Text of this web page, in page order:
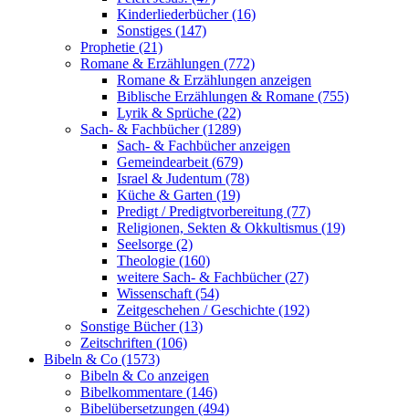
Kinderliederbücher (16)
Sonstiges (147)
Prophetie (21)
Romane & Erzählungen (772)
Romane & Erzählungen anzeigen
Biblische Erzählungen & Romane (755)
Lyrik & Sprüche (22)
Sach- & Fachbücher (1289)
Sach- & Fachbücher anzeigen
Gemeindearbeit (679)
Israel & Judentum (78)
Küche & Garten (19)
Predigt / Predigtvorbereitung (77)
Religionen, Sekten & Okkultismus (19)
Seelsorge (2)
Theologie (160)
weitere Sach- & Fachbücher (27)
Wissenschaft (54)
Zeitgeschehen / Geschichte (192)
Sonstige Bücher (13)
Zeitschriften (106)
Bibeln & Co (1573)
Bibeln & Co anzeigen
Bibelkommentare (146)
Bibelübersetzungen (494)